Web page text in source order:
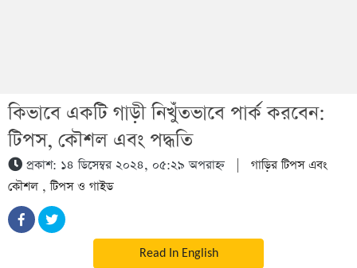
কিভাবে একটি গাড়ী নিখুঁতভাবে পার্ক করবেন:
টিপস, কৌশল এবং পদ্ধতি
প্রকাশ: ১৪ ডিসেম্বর ২০২৪, ০৫:২৯ অপরাহ্ন| গাড়ির টিপস এবং
কৌশল ,টিপস ও গাইড
Read In English